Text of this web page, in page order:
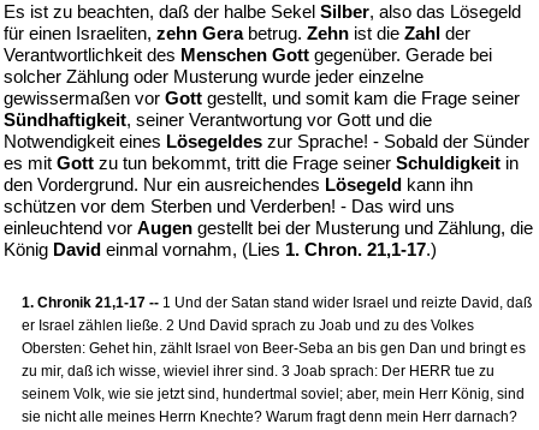
Es ist zu beachten, daß der halbe Sekel Silber, also das Lösegeld
für einen Israeliten, zehn Gerabetrug. Zehn ist die Zahl der
Verantwortlichkeit des Menschen Gott gegenüber. Gerade bei
solcher Zählung oder Musterung wurde jeder einzelne
gewissermaßen vor Gott gestellt, und somit kam die Frage seiner
Sündhaftigkeit, seiner Verantwortung vor Gott und die
Notwendigkeit eines Lösegeldes zur Sprache! - Sobald der Sünder
es mit Gott zu tun bekommt, tritt die Frage seiner Schuldigkeit in
den Vordergrund. Nur ein ausreichendes Lösegeld kann ihn
schützen vor dem Sterben und Verderben! - Das wird uns
einleuchtend vor Augen gestellt bei der Musterung und Zählung, die
König David einmal vornahm, (Lies 1. Chron. 21,1-17.)
1. Chronik 21,1-17 -- 1 Und der Satan stand wider Israel und reizte David, daß
er Israel zählen ließe. 2 Und David sprach zu Joab und zu des Volkes
Obersten: Gehet hin, zählt Israel von Beer-Seba an bis gen Dan und bringt es
zu mir, daß ich wisse, wieviel ihrer sind. 3 Joab sprach: Der HERR tue zu
seinem Volk, wie sie jetzt sind, hundertmal soviel; aber, mein Herr König, sind
sie nicht alle meines Herrn Knechte? Warum fragt denn mein Herr darnach?